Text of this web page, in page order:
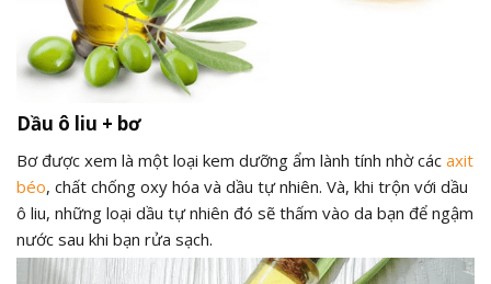
Dầu ô liu + bơ
Bơ được xem là một loại kem dưỡng ẩm lành tính nhờ các axit
béo, chất chống oxy hóa và dầu tự nhiên. Và, khi trộn với dầu
ô liu, những loại dầu tự nhiên đó sẽ thấm vào da bạn để ngậm
nước sau khi bạn rửa sạch.